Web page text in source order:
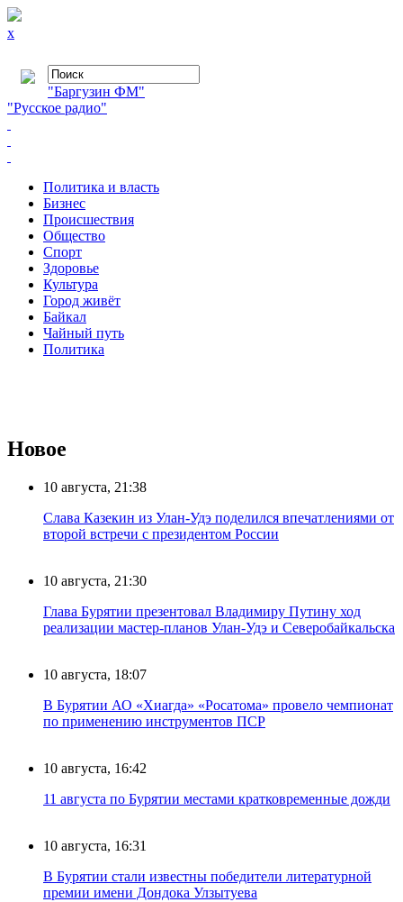
x
"Баргузин ФМ"
"Русское радио"
Политика и власть
Бизнес
Происшествия
Общество
Cпорт
Здоровье
Культура
Город живёт
Байкал
Чайный путь
Политика
Новое
10 августа, 21:38
Слава Казекин из Улан-Удэ поделился впечатлениями от
второй встречи с президентом России
10 августа, 21:30
Глава Бурятии презентовал Владимиру Путину ход
реализации мастер-планов Улан-Удэ и Северобайкальска
10 августа, 18:07
В Бурятии АО «Хиагда» «Росатома» провело чемпионат
по применению инструментов ПСР
10 августа, 16:42
11 августа по Бурятии местами кратковременные дожди
10 августа, 16:31
В Бурятии стали известны победители литературной
премии имени Дондока Улзытуева